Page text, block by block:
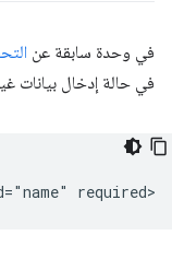
في وحدة سابقة عن
في حالة إدخال بيانات